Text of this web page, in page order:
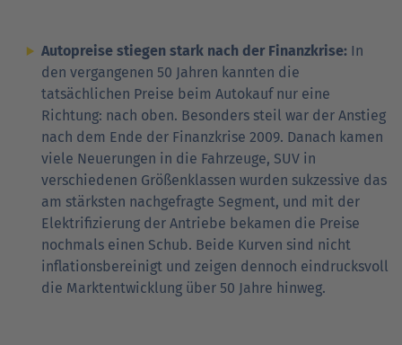
Autopreise stiegen stark nach der Finanzkrise: In
den vergangenen 50 Jahren kannten die
tatsächlichen Preise beim Autokauf nur eine
Richtung: nach oben. Besonders steil war der Anstieg
nach dem Ende der Finanzkrise 2009. Danach kamen
viele Neuerungen in die Fahrzeuge, SUV in
verschiedenen Größenklassen wurden sukzessive das
am stärksten nachgefragte Segment, und mit der
Elektrifizierung der Antriebe bekamen die Preise
nochmals einen Schub. Beide Kurven sind nicht
inflationsbereinigt und zeigen dennoch eindrucksvoll
die Marktentwicklung über 50 Jahre hinweg.